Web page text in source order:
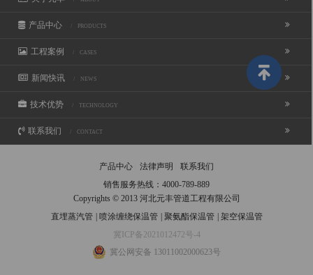
产品中心 / PRODUCTS
工程案例 / CASES
新闻快讯 / NEWS
技术优势 / TECHNOLOGY
联系我们 / CONTACT
产品中心 法律声明
联系我们
销售服务热线： 4000-789-889
Copyrights © 2013 河北元丰管道工程有限公司
直埋蒸汽管
喷涂缠绕保温管 聚氨酯保温管
架空保温管
冀ICP备2021012472号-4
冀公网安备 13011002000623号